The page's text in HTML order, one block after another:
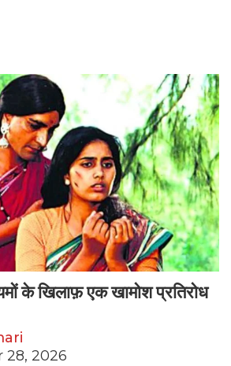
के खिलाफ़ एक खामोश प्रतिरोध
28, 2026